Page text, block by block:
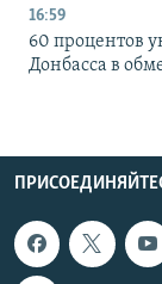
16:59
60 процентов
Донбасса в